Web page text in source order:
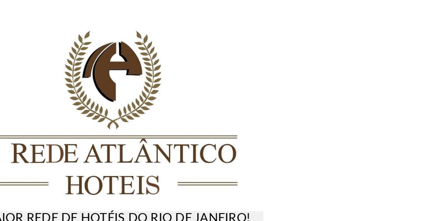
REDE DE HOTÉIS DO RIO DE JANEIRO!